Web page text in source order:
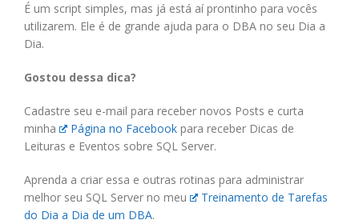
É um script simples, mas já está aí prontinho para vocês
utilizarem. Ele é de grande ajuda para o DBA no seu Dia a
Dia.
Gostou dessa dica?
Cadastre seu e-mail para receber novos Posts e curta
minha
Página no Facebook para receber Dicas de
Leituras e Eventos sobre SQL Server.
Aprenda a criar essa e outras rotinas para administrar
melhor seu SQL Server no meu
Treinamento de Tarefas
do Dia a Dia de um DBA.